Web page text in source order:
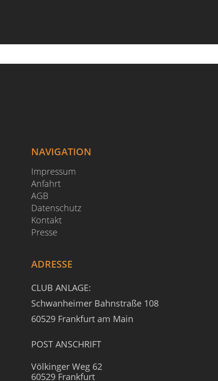
NAVIGATION
Impressum
Anfahrt
AGB
Datenschutz
Kontakt
Presse
ADRESSE
CLUB ANLAGE:
Schwanheimer Bahnstraße 108
60529 Frankfurt am Main
POST ANSCHRIFT
Völkinger Weg 62
60529 Frankfurt